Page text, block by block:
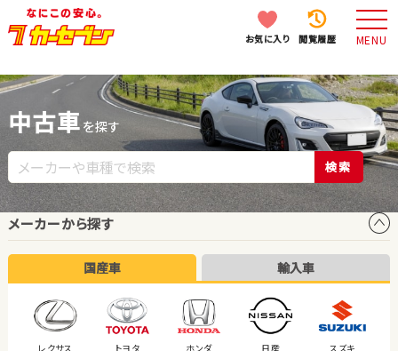
お気に入り 閲覧履歴 MENU
中古車 を探す
検索
メーカーから探す
国産車 輸入車
レクサス トヨタ ホンダ 日産 スズキ